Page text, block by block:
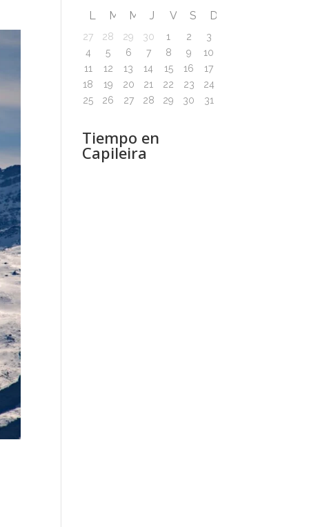
L M M J V S D
27 28 29 30 1 2
3
4
5 6 7 8 9
10
11
12 13 14 15 16
17
18
19 20 21 22 23
24
25
26 27 28 29 30 31
Tiempo en
Capileira